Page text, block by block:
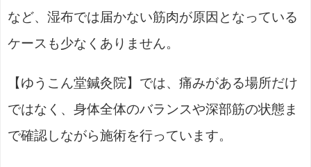
など、湿布では届かない筋肉が原因となっている
ケースも少なくありません。
【ゆうこん堂鍼灸院】では、痛みがある場所だけ
ではなく、身体全体のバランスや深部筋の状態ま
で確認しながら施術を行っています。